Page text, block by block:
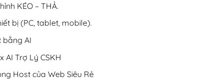
KÉO – THẢ.
bị (PC, tablet, mobile).
bằng AI
AI Trợ Lý CSKH
Host của Web Siêu Rẻ